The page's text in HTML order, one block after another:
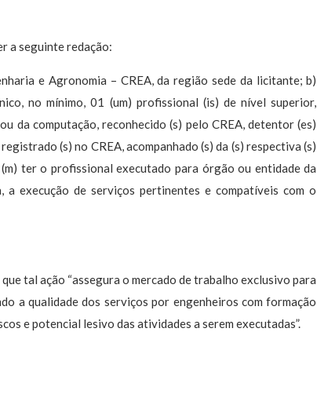
a seguinte redação:
e Agronomia – CREA, da região sede da licitante; b)
no mínimo, 01 (um) profissional (is) de nível superior,
da computação, reconhecido (s) pelo CREA, detentor (es)
(s) no CREA, acompanhado (s) da (s) respectiva (s)
ter o profissional executado para órgão ou entidade da
a execução de serviços pertinentes e compatíveis com o
tal ação “assegura o mercado de trabalho exclusivo para
a qualidade dos serviços por engenheiros com formação
e potencial lesivo das atividades a serem executadas”.